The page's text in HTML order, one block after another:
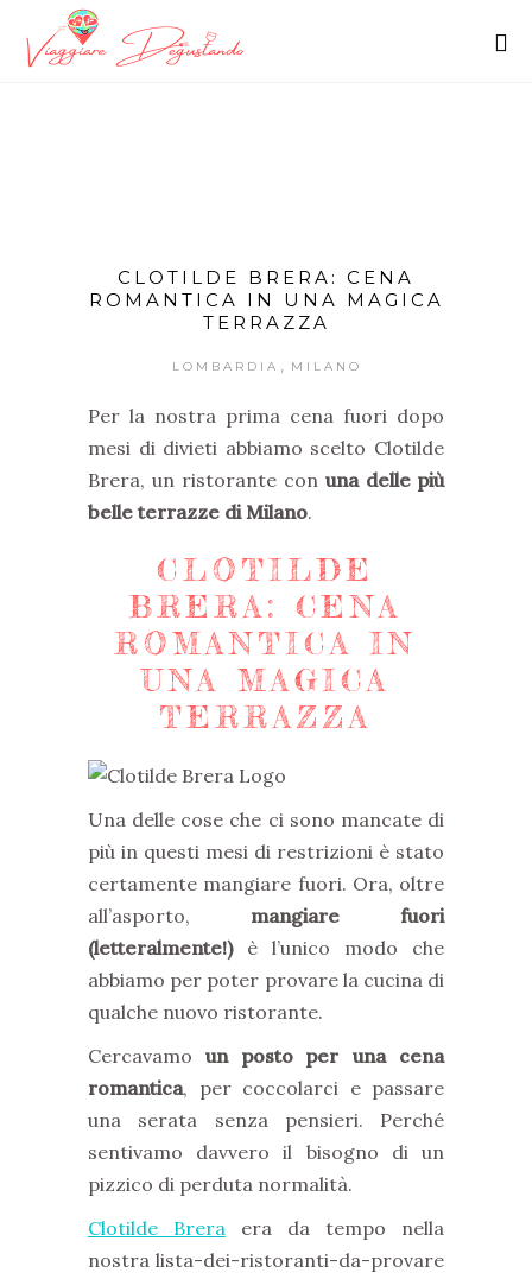
CLOTILDE BRERA: CENA
ROMANTICA IN UNA MAGICA
TERRAZZA
LOMBARDIA MILANO
Per la nostra prima cena fuori dopo
mesi di divieti abbiamo scelto Clotilde
Brera, un ristorante con una delle più
belle terrazze di Milano.
CLOTILDE
BRERA: CENA
ROMANTICA IN
UNA MAGICA
TERRAZZA
Una delle cose che ci sono mancate di
più in questi mesi di restrizioni è stato
certamente mangiare fuori. Ora, oltre
all’asporto, mangiare fuori
(letteralmente!)è l’unico modo che
abbiamo per poter provare la cucina di
qualche nuovo ristorante.
Cercavamoun posto per una cena
romantica, per coccolarci e passare
una serata senza pensieri. Perché
sentivamo davvero il bisogno di un
pizzico di perduta normalità.
Clotilde Brera era da tempo nella
nostra lista-dei-ristoranti-da-provare